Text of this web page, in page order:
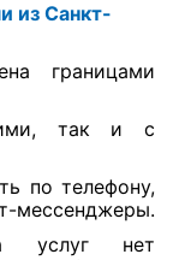
из Санкт-
границами
так и с
по телефону,
мессенджеры.
услуг нет